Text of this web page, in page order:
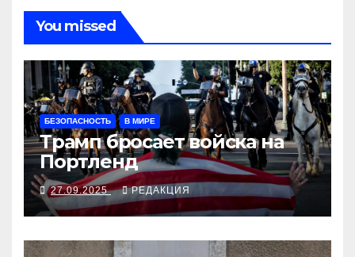
You missed
БЕЗОПАСНОСТЬ В МИРЕ
Трамп бросает войска на
Портленд
27.09.2025 РЕДАКЦИЯ